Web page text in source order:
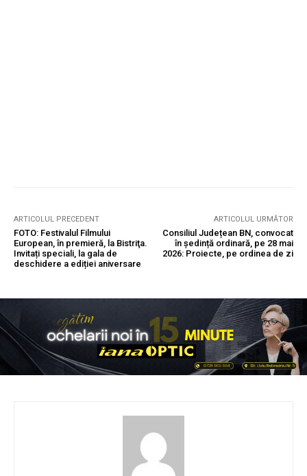
ARTICOLUL PRECEDENT
FOTO: Festivalul Filmului
European, în premieră, la Bistriţa.
Invitați speciali, la gala de
deschidere a ediției aniversare
ARTICOLUL URMĂTOR
Consiliul Județean BN, convocat
în ședință ordinară, pe 28 mai
2026: Proiecte, pe ordinea de zi